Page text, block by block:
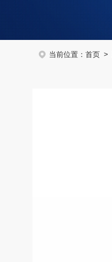
当前位置：首页 >